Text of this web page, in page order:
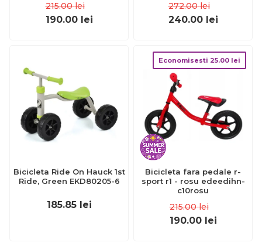
215.00 lei
190.00 lei
272.00 lei
240.00 lei
Bicicleta Ride On Hauck 1st
Ride, Green EKD80205-6
185.85 lei
Economisesti 25.00 lei
Bicicleta fara pedale r-
sport r1 - rosu edeedihn-
c10rosu
215.00 lei
190.00 lei